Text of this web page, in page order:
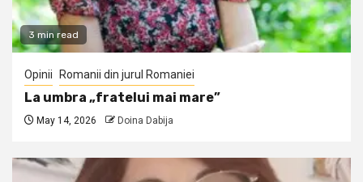
3 min read
Opinii Romanii din jurul Romaniei
La umbra „fratelui mai mare”
May 14, 2026 Doina Dabija